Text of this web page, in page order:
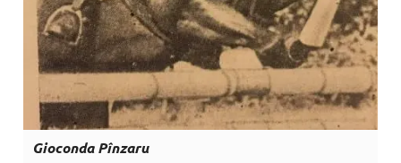
Gioconda Pînzaru